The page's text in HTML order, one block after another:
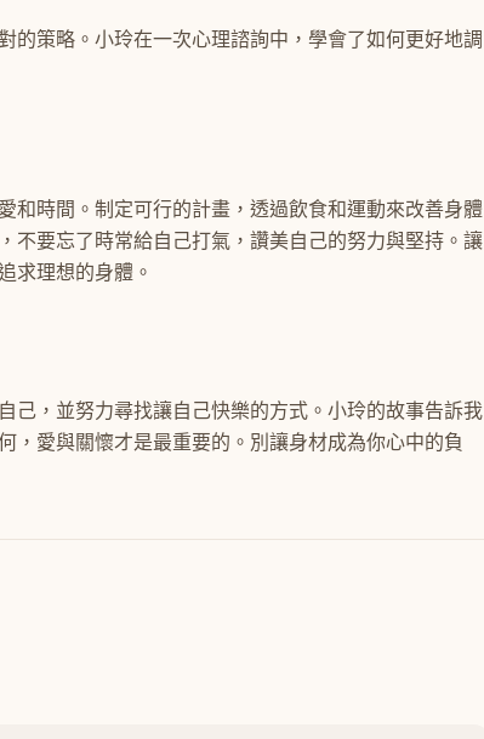
的策略。小玲在一次心理諮詢中，學會了如何更好地調
和時間。制定可行的計畫，透過飲食和運動來改善身體
不要忘了時常給自己打氣，讚美自己的努力與堅持。讓
求理想的身體。
己，並努力尋找讓自己快樂的方式。小玲的故事告訴我
，愛與關懷才是最重要的。別讓身材成為你心中的負